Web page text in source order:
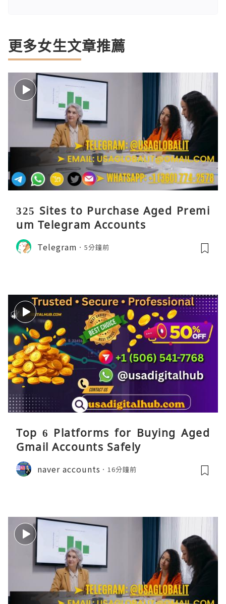
更多女生文章推薦
325 Sites to Purchase Aged Premi
um Telegram Accounts
Telegram 5分鐘前
Top 6 Platforms for Buying Aged
Gmail Accounts Safely
naver accounts 16分鐘前